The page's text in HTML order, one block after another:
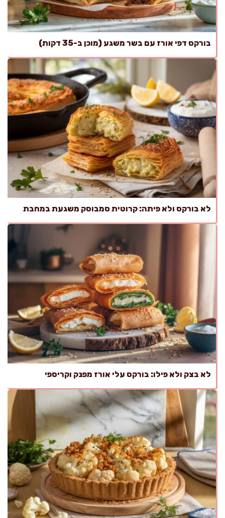
בורקס דפי אורז עם בשר משגע (מוכן ב-35 דקות)
לא בורקס ולא פיתה: קרוטית סמבוסק משגעת במחבת
לא בצק ולא פילו: בורקס עלי אורז מפנק וקריספי